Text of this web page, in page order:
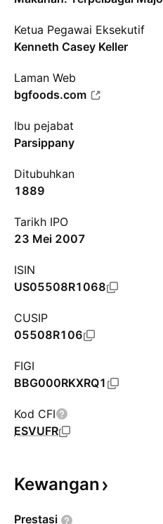
Ketua Pegawai Eksekutif
Kenneth Casey Keller
Laman Web
bgfoods.com
Ibu pejabat
Parsippany
Ditubuhkan
1889
Tarikh IPO
23 Mei 2007
ISIN
US05508R1068
CUSIP
05508R106
FIGI
BBG000RKXRQ1
Kod CFI
ESVUFR
Kewangan
Prestasi